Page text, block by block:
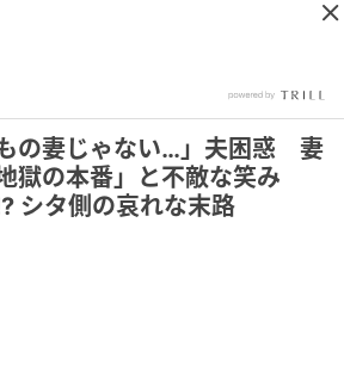
もの妻じゃない…」夫困惑 妻
獄の本番」と不敵な笑み
シタ側の哀れな末路